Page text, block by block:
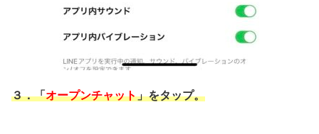
３．「オープンチャット」をタップ。